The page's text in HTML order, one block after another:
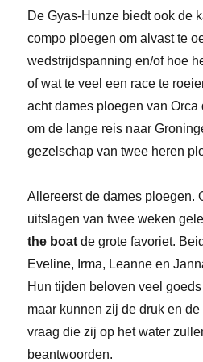
De Gyas-Hunze biedt ook de
compo ploegen om alvast te
wedstrijdspanning en/of hoe
of wat te veel een race te
acht dames ploegen van
om de lange reis naar
gezelschap van twee heren
Allereerst de dames ploegen.
uitslagen van twee weken
the boat de grote favoriet.
Eveline, Irma, Leanne en
Hun tijden beloven veel
maar kunnen zij de druk en
vraag die zij op het water
beantwoorden.